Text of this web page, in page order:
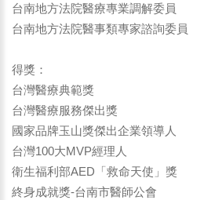
台南地方法院醫療專業調解委員
台南地方法院醫事類專家諮詢委員
得獎：
台灣醫療典範獎
台灣醫療服務傑出獎
國家品牌玉山獎傑出企業領導人
台灣100大MVP經理人
衛生福利部AED「救命天使」獎
終身成就獎-台南市醫師公會